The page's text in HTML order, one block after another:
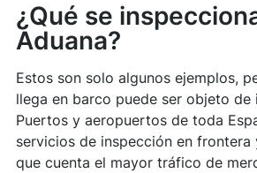
¿Qué se
Aduana?
Estos son solo algunos ejemplos,
llega en barco puede ser objeto de
Puertos y aeropuertos de toda
servicios de inspección en frontera
que cuenta el mayor tráfico de